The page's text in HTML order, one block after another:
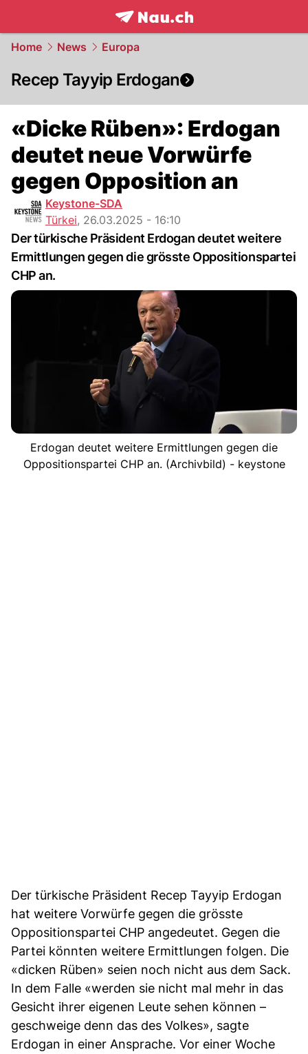
frontpage.NAU.ch
Home News Europa
Recep Tayyip Erdogan
«Dicke Rüben»: Erdogan
deutet neue Vorwürfe
gegen Opposition an
Keystone-SDA
Türkei, 26.03.2025 - 16:10
Der türkische Präsident Erdogan deutet weitere
Ermittlungen gegen die grösste Oppositionspartei
CHP an.
Erdogan deutet weitere Ermittlungen gegen die
Oppositionspartei CHP an. (Archivbild) - keystone
Der türkische Präsident Recep Tayyip Erdogan
hat weitere Vorwürfe gegen die grösste
Oppositionspartei CHP angedeutet. Gegen die
Partei könnten weitere Ermittlungen folgen. Die
«dicken Rüben» seien noch nicht aus dem Sack.
In dem Falle «werden sie nicht mal mehr in das
Gesicht ihrer eigenen Leute sehen können –
geschweige denn das des Volkes», sagte
Erdogan in einer Ansprache. Vor einer Woche